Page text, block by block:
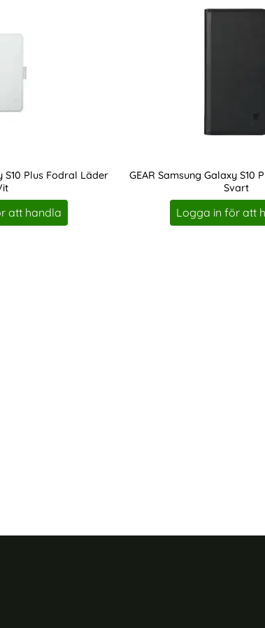
S10 Plus Fodral Läder
att handla
GEAR Samsung Galaxy S10
Svart
Art. nr 208320
Logga in för att
S10 Plus Fodral 2in1 Äkta Läder Brun som